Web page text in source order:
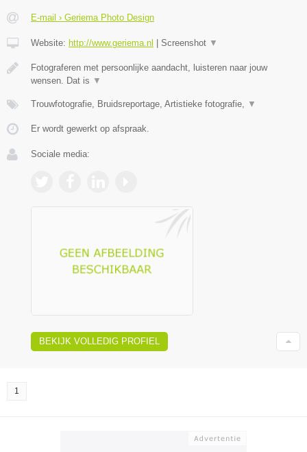
E-mail › Geriema Photo Design
Website: http://www.geriema.nl Screenshot ▼
Fotograferen met persoonlijke aandacht, luisteren naar jouw
wensen. Dat is ▼
Trouwfotografie, Bruidsreportage, Artistieke fotografie, ▼
Er wordt gewerkt op afspraak.
Sociale media:
BEKIJK VOLLEDIG PROFIEL
1